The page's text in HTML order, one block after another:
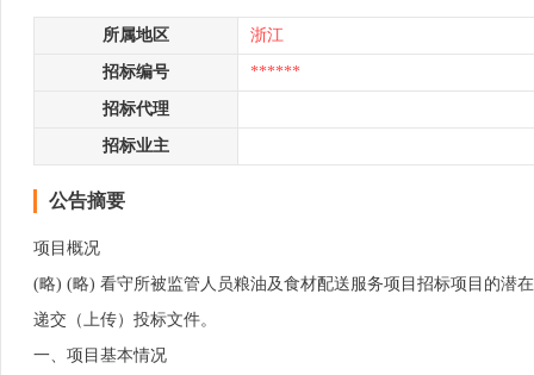
所属地区 浙江
招标编号 ******
招标代理
招标业主
公告摘要
项目概况
(略) (略) 看守所被监管人员粮油及食材配送服务项目招标项目的潜
递交（上传）投标文件。
一、项目基本情况